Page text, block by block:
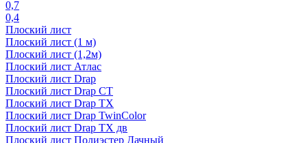
0,7
0,4
Плоский лист
Плоский лист (1 м)
Плоский лист (1,2м)
Плоский лист Атлас
Плоский лист Drap
Плоский лист Drap СТ
Плоский лист Drap TX
Плоский лист Drap TwinColor
Плоский лист Drap ТХ дв
Плоский лист Полиэстер Дачный